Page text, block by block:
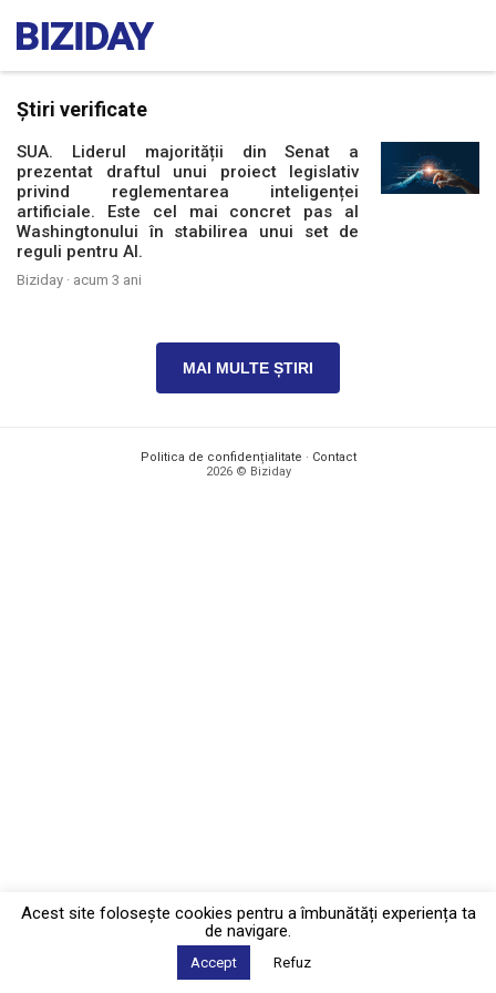
Știri verificate
SUA. Liderul majorității din Senat a
prezentat draftul unui proiect legislativ
privind reglementarea inteligenței
artificiale. Este cel mai concret pas al
Washingtonului în stabilirea unui set de
reguli pentru AI.
Biziday · acum 3 ani
MAI MULTE ȘTIRI
Politica de confidențialitate · Contact
2026 © Biziday
Acest site foloseşte cookies pentru a îmbunătăți experiența ta
de navigare.
Accept Refuz